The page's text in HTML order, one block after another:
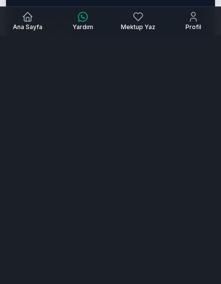
Ana Sayfa Yardım Mektup Yaz Profil
Devamını oku